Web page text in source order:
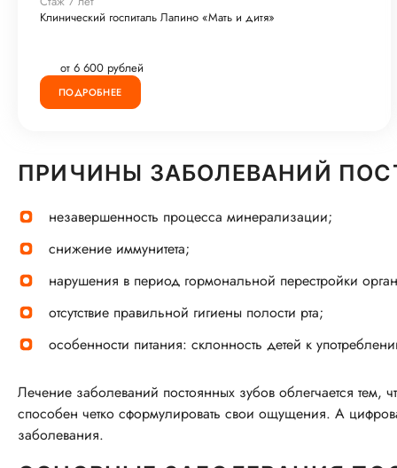
Москва, Можайское шоссе, д.2
Услуга не оказывается
Москва, ул. Авиаконструктора Микояна, д.12
Услуга не оказывается
Клиника «Мать и дитя» Савёловская
Москва, ул. Большая Новодмитровская, д.23 стр.2
11 Савеловская 9 Дмитровская
Услуга не оказывается
Клиника «Мать и дитя» Юго-Запад
Клинический госпиталь Лапино «Мать и дитя»
от 6 600 рублей
ПОДРОБНЕЕ
ПРИЧИНЫ ЗАБОЛЕВАНИЙ
незавершенность процесса минерализации;
снижение иммунитета;
нарушения в период гормональной перестройки
отсутствие правильной гигиены полости рта;
особенности питания: склонность детей к
Лечение заболеваний постоянных зубов облегчается тем,
способен четко сформулировать свои ощущения. А
заболевания.